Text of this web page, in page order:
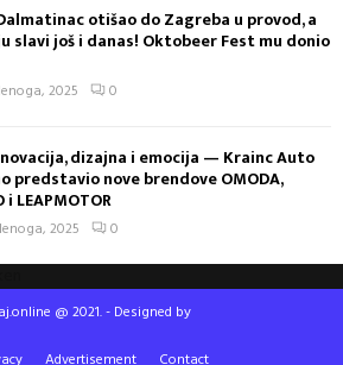
otišao do Zagreba u provod, a
slavi još i danas! Oktobeer Fest mu donio
2025 0
dizajna i emocija — Krainc Auto
predstavio nove brendove OMODA,
i LEAPMOTOR
2025 0
@ 2021. - Designed by